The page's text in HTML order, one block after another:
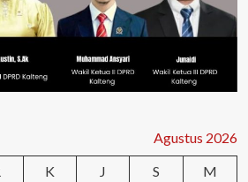
Agustus 2026
K J S
M